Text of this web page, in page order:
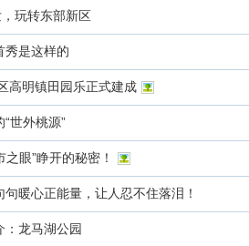
玩转东部新区
秀是这样的
高明镇田园乐正式建成
世外桃源”
之眼”睁开的秘密！
暖心正能量，让人忍不住落泪！
：龙马湖公园